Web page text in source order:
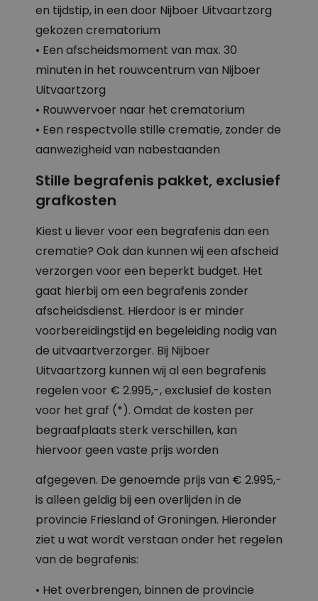
en tijdstip, in een door Nijboer Uitvaartzorg
gekozen crematorium
• Een afscheidsmoment van max. 30
minuten in het rouwcentrum van Nijboer
Uitvaartzorg
• Rouwvervoer naar het crematorium
• Een respectvolle stille crematie, zonder de
aanwezigheid van nabestaanden
Stille begrafenis pakket, exclusief
grafkosten
Kiest u liever voor een begrafenis dan een
crematie? Ook dan kunnen wij een afscheid
verzorgen voor een beperkt budget. Het
gaat hierbij om een begrafenis zonder
afscheidsdienst. Hierdoor is er minder
voorbereidingstijd en begeleiding nodig van
de uitvaartverzorger. Bij Nijboer
Uitvaartzorg kunnen wij al een begrafenis
regelen voor € 2.995,-, exclusief de kosten
voor het graf (*). Omdat de kosten per
begraafplaats sterk verschillen, kan
hiervoor geen vaste prijs worden
afgegeven. De genoemde prijs van € 2.995,-
is alleen geldig bij een overlijden in de
provincie Friesland of Groningen. Hieronder
ziet u wat wordt verstaan onder het regelen
van de begrafenis:
• Het overbrengen, binnen de provincie